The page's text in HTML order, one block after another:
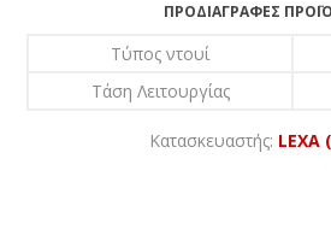
ΠΡΟΔΙΑΓΡΑΦΈΣ
Τύπος ντουί
Τάση Λειτουργίας
Κατασκευαστής: LEXA